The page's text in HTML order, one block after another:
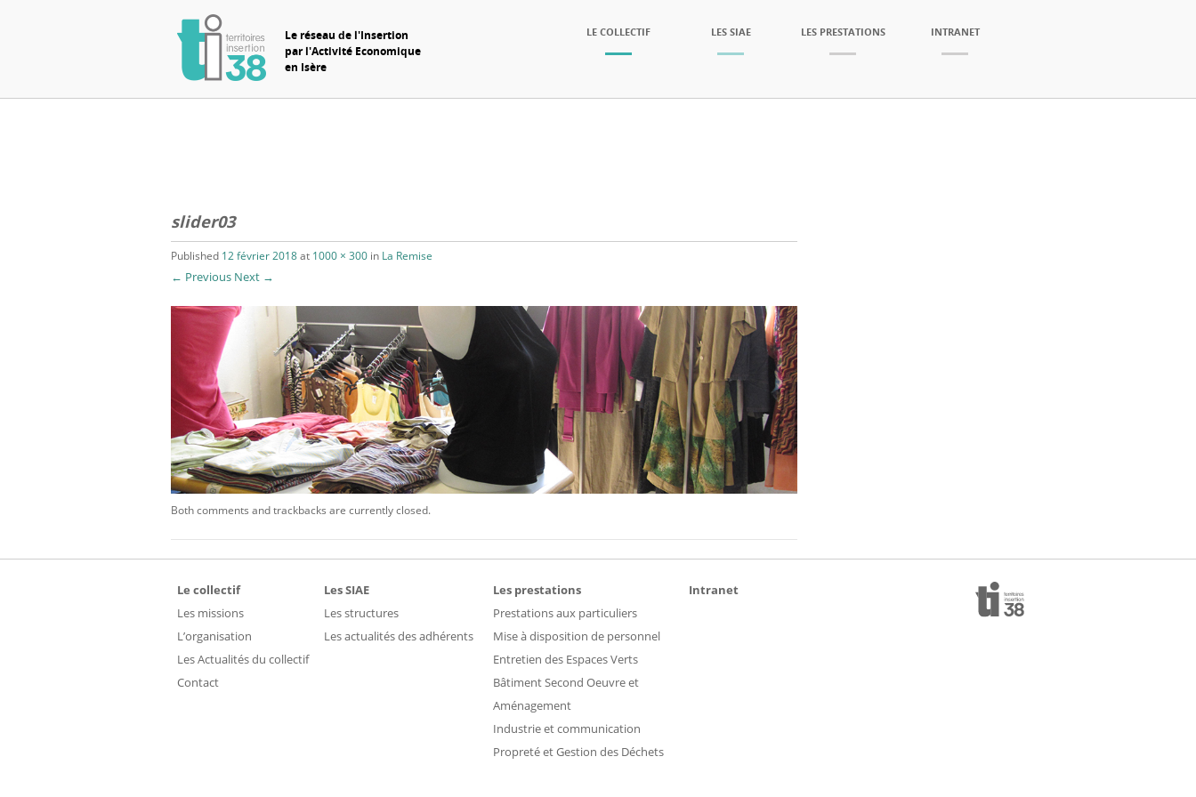
Le réseau de l'Insertion
par l'Activité Economique
en Isère
LE COLLECTIF LES SIAE LES PRESTATIONS INTRANET
slider03
Published 12 février 2018at 1000 × 300 in La Remise
← Previous Next →
Both comments and trackbacks are currently closed.
Le collectif
Les missions
L’organisation
Les Actualités du collectif
Contact
Les SIAE
Les structures
Les actualités des adhérents
Les prestations
Prestations aux particuliers
Mise à disposition de personnel
Entretien des Espaces Verts
Bâtiment Second Oeuvre et
Aménagement
Industrie et communication
Propreté et Gestion des Déchets
Intranet